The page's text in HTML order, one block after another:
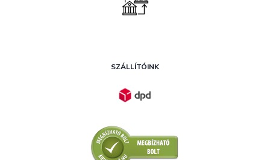
SZÁLLÍTÓINK